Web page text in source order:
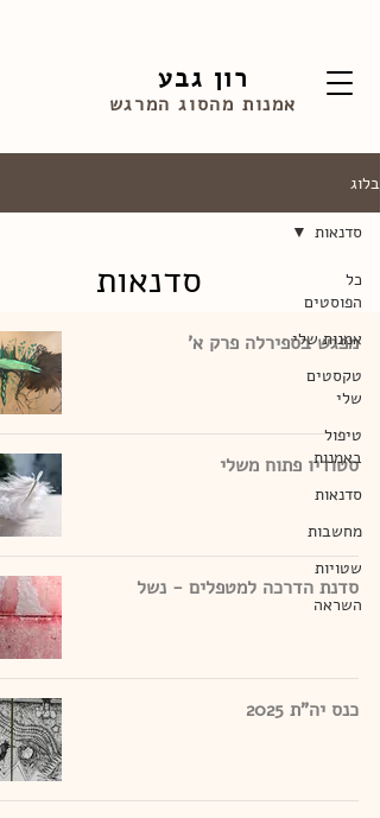
רון גבע
אמנות מהסוג המרגש
בלוג
כל
הפוסטים
אמנות שלי
טקסטים
שלי
טיפול
באמנות
סדנאות
מחשבות
שטויות
השראה
סדנאות
סדנאות
מפגש בספירלה פרק א'
סטודיו פתוח משלי
סדנת הדרכה למטפלים - נשל
כנס יה"ת 2025